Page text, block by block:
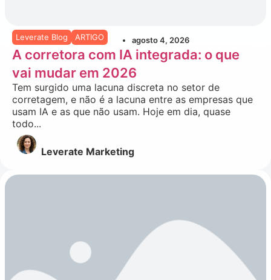
Leverate Blog ARTIGO agosto 4, 2026
A corretora com IA integrada: o que
vai mudar em 2026
Tem surgido uma lacuna discreta no setor de
corretagem, e não é a lacuna entre as empresas que
usam IA e as que não usam. Hoje em dia, quase
todo...
Leverate Marketing